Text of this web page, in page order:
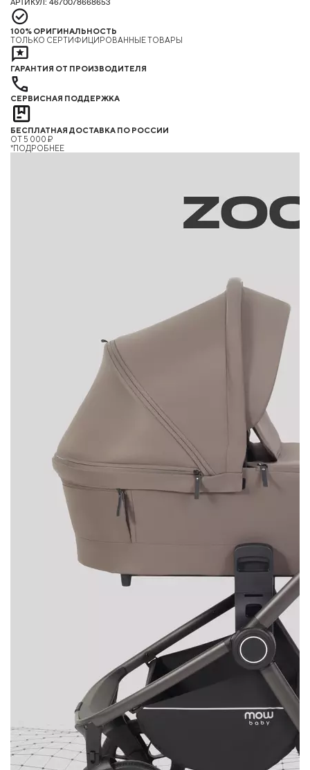
АРТИКУЛ: 4670078668653
100% ОРИГИНАЛЬНОСТЬ
ТОЛЬКО СЕРТИФИЦИРОВАННЫЕ ТОВАРЫ
ГАРАНТИЯ ОТ ПРОИЗВОДИТЕЛЯ
СЕРВИСНАЯ ПОДДЕРЖКА
БЕСПЛАТНАЯ ДОСТАВКА ПО РОССИИ
ОТ 5 000 ₽
*ПОДРОБНЕЕ